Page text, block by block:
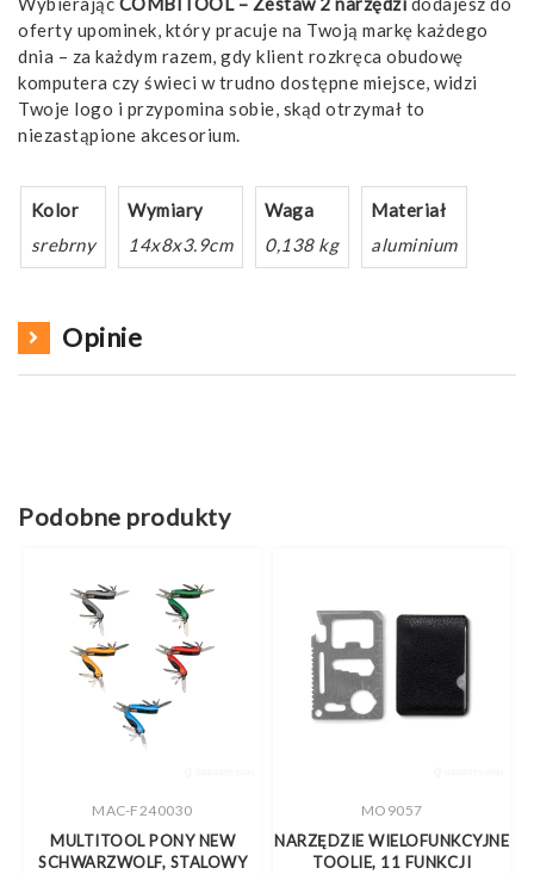
oferty upominek, który pracuje na Twoją markę każdego
dnia – za każdym razem, gdy klient rozkręca obudowę
komputera czy świeci w trudno dostępne miejsce, widzi
Twoje logo i przypomina sobie, skąd otrzymał to
niezastąpione akcesorium.
Kolor
srebrny
Wymiary
14x8x3.9cm
Waga
0,138 kg
Materiał
aluminium
Opinie
Podobne produkty
MAC-F240030
MULTITOOL PONY NEW
SCHWARZWOLF, STALOWY
MO9057
NARZĘDZIE WIELOFUNKCYJNE
TOOLIE, 11 FUNKCJI